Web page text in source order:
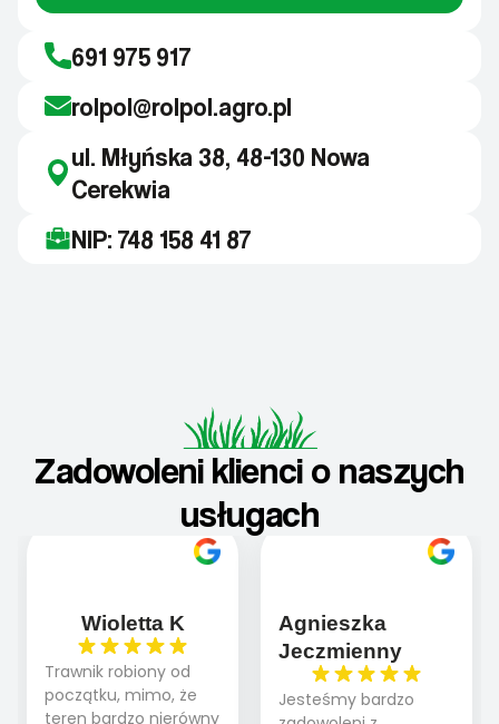
691 975 917
rolpol@rolpol.agro.pl
ul. Młyńska 38, 48-130 Nowa
Cerekwia
NIP: 748 158 41 87
Zadowoleni klienci o naszych
usługach
Wioletta K
Trawnik robiony od
początku, mimo, że
teren bardzo nierówny
Agnieszka
Jeczmienny
Jesteśmy bardzo